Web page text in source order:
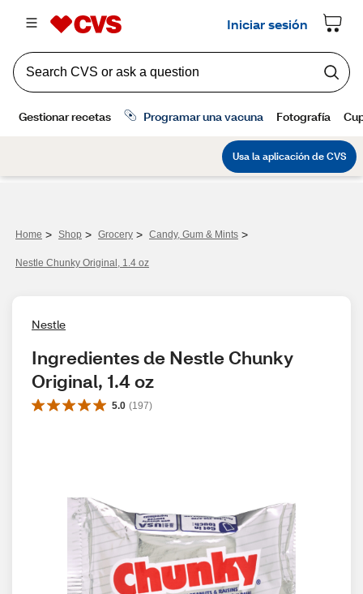
Home > Shop > Grocery > Candy, Gum & Mints >
Nestle Chunky Original, 1.4 oz
Nestle
Ingredientes de Nestle Chunky
Original, 1.4 oz
5.0 (197)